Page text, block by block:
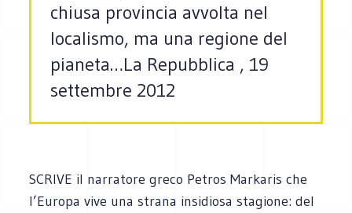
chiusa provincia avvolta nel
localismo, ma una regione del
pianeta…La Repubblica , 19
settembre 2012
SCRIVE il narratore greco Petros Markaris che
l’Europa vive una strana insidiosa stagione: del